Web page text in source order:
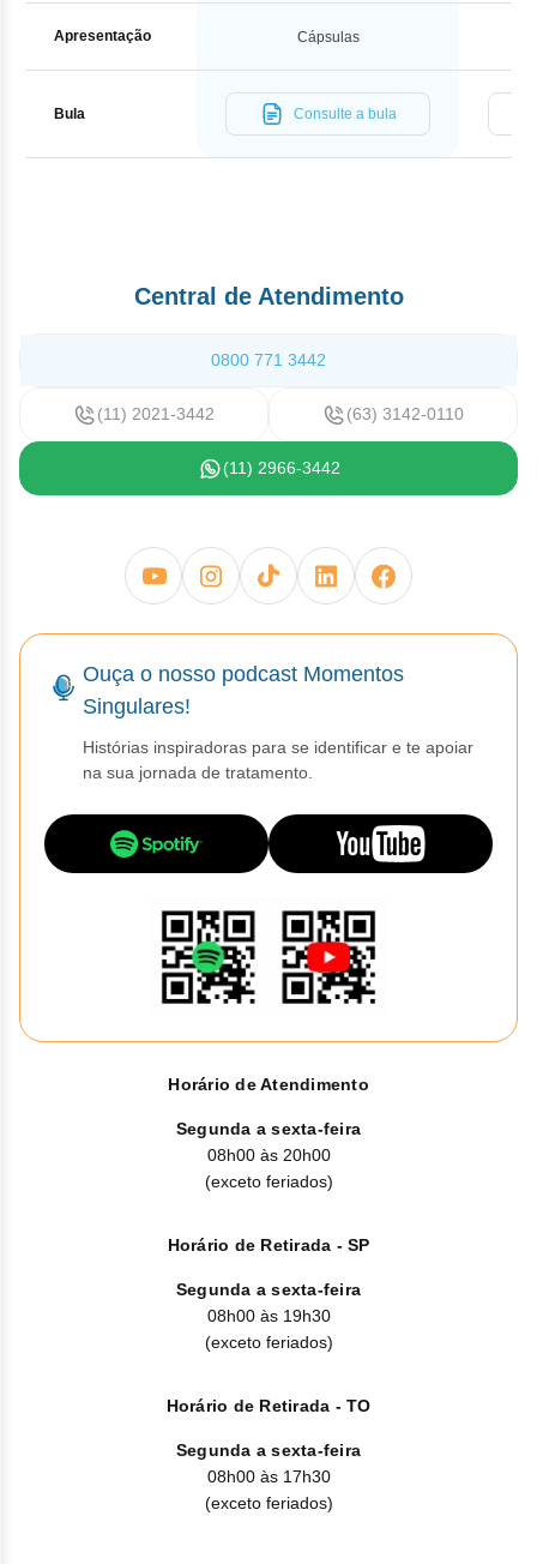
Apresentação
Bula
Cápsulas
Consulte a bula
Central de Atendimento
0800 771 3442
(11) 2021-3442 (63) 3142-0110
(11) 2966-3442
Ouça o nosso podcast Momentos
Singulares!
Histórias inspiradoras para se identificar e te apoiar
na sua jornada de tratamento.
Horário de Atendimento
Segunda a sexta-feira
08h00 às 20h00
(exceto feriados)
Horário de Retirada - SP
Segunda a sexta-feira
08h00 às 19h30
(exceto feriados)
Horário de Retirada - TO
Segunda a sexta-feira
08h00 às 17h30
(exceto feriados)